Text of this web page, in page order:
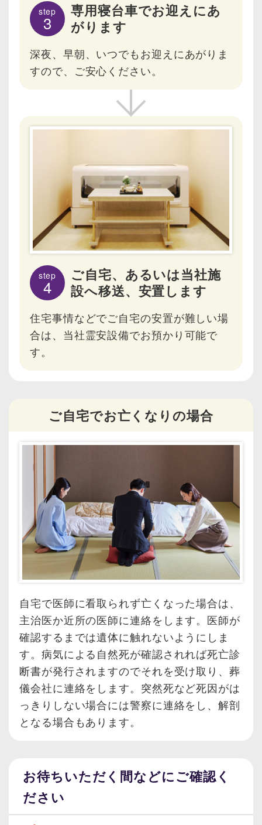
step
3
専用寝台車でお迎えにあ
がります
深夜、早朝、いつでもお迎えにあがりま
すので、ご安心ください。
step
4
ご自宅、あるいは当社施
設へ移送、安置します
住宅事情などでご自宅の安置が難しい場
合は、当社霊安設備でお預かり可能で
す。
ご自宅でお亡くなりの場合
自宅で医師に看取られず亡くなった場合は、
主治医か近所の医師に連絡をします。医師が
確認するまでは遺体に触れないようにしま
す。病気による自然死が確認されれば死亡診
断書が発行されますのでそれを受け取り、葬
儀会社に連絡をします。突然死など死因がは
っきりしない場合には警察に連絡をし、解剖
となる場合もあります。
お待ちいただく間などにご確認く
ださい